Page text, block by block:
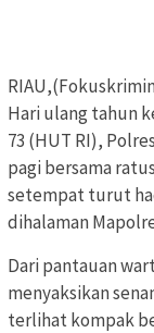
Hari ulang tahun
73 (HUT RI),
pagi bersama
setempat turut
dihalaman
Dari pantauan
menyaksikan
terlihat kompak